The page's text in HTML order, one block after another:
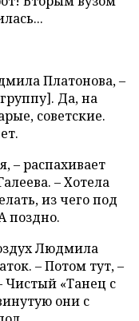
Платонова, –
Да, на
советские.
– распахивает
– Хотела
из чего под
поздно.
Людмила
– Потом тут, –
Чистый «Танец с
они с